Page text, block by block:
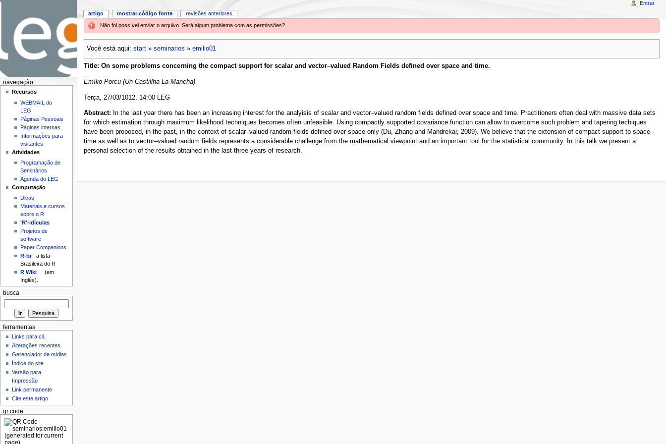
Não foi possível enviar o arquivo. Será algum problema com as permissões?
Você está aqui: start» seminarios » emilio01
Title: On some problems concerning the compact support for scalar and vector–valued Random Fields defined over space and time.
Emílio Porcu (Un Castillha La Mancha)
Terça, 27/03/1012, 14:00 LEG
Abstract: In the last year there has been an increasing interest for the analyisis of scalar and vector–valued random fields defined over space and time. Practitioners often deal with massive data sets
for which estimation through maximum likelihood techniques becomes often unfeasible. Using compactly supported covariance function can allow to overcome such problem and tapering techiques
have been proposed, in the past, in the context of scalar–valued random fields defined over space only (Du, Zhang and Mandrekar, 2009). We believe that the extension of compact support to space–
time as well as to vector–valued random fields represents a considerable challenge from the mathematical viewpoint and an important tool for the statistical community. In this talk we present a
personal selection of the results obtained in the last three years of research.
artigo mostrar código fonte revisões anteriores
Entrar
navegação
Recursos
WEBMAIL do
LEG
Páginas Pessoais
Páginas internas
Informações para
visitantes
Atividades
Programação de
Seminários
Agenda do LEG
Computação
Dicas
Materiais e cursos
sobre o R
'R'-idículas
Projetos de
software
Paper Companions
R-br: a lista
Brasileira do R
R Wiki
(em
Inglês).
busca
ferramentas
Links para cá
Alterações recentes
Gerenciador de mídias
Índice do site
Versão para
Impressão
Link permanente
Cite este artigo
qr code